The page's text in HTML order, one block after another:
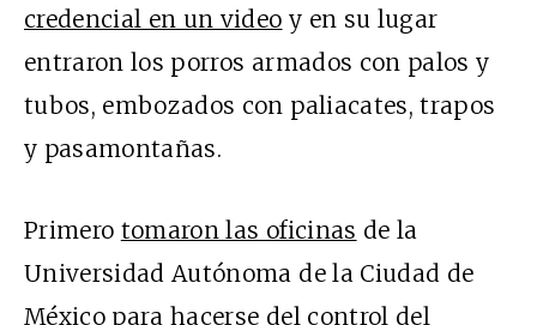
credencial en un video y en su lugar
entraron los porros armados con palos y
tubos, embozados con paliacates, trapos
y pasamontañas.
Primero tomaron las oficinas de la
Universidad Autónoma de la Ciudad de
México para hacerse del control del